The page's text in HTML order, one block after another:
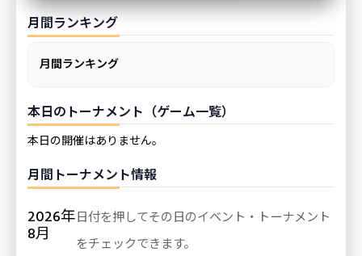
月間ランキング
月間ランキング
本日のトーナメント（ゲーム一覧）
本日の開催はありません。
月間トーナメント情報
2026年
8月
日付を押してその日のイベント・トーナメント
をチェックできます。